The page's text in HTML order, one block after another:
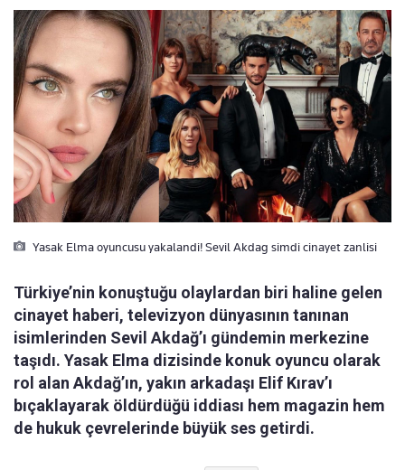
Yasak Elma oyuncusu yakalandi! Sevil Akdag simdi cinayet zanlisi
Türkiye’nin konuştuğu olaylardan biri haline gelen
cinayet haberi, televizyon dünyasının tanınan
isimlerinden Sevil Akdağ’ı gündemin merkezine
taşıdı. Yasak Elma dizisinde konuk oyuncu olarak
rol alan Akdağ’ın, yakın arkadaşı Elif Kırav’ı
bıçaklayarak öldürdüğü iddiası hem magazin hem
de hukuk çevrelerinde büyük ses getirdi.